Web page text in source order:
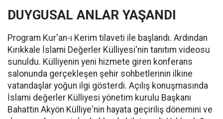
DUYGUSAL ANLAR YAŞANDI
Program Kur'an-ı Kerim tilaveti ile başlandı. Ardından
Kırıkkale İslami Değerler Külliyesi'nin tanıtım videosu
sunuldu. Külliyenin yeni hizmete giren konferans
salonunda gerçekleşen şehir sohbetlerinin ilkine
vatandaşlar yoğun ilgi gösterdi. Açılış konuşmasında
İslami değerler Külliyesi yönetim kurulu Başkanı
Bahattin Akyön Külliye'nin hayata geçiriliş dönemini ve